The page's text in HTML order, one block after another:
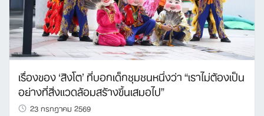
เรื่องของ ‘สิงโต’ ที่บอกเด็กชุมชนหนึ่งว่า “เราไม่ต้องเป็น
อย่างที่สิ่งแวดล้อมสร้างขึ้นเสมอไป”
23 กรกฎาคม 2569